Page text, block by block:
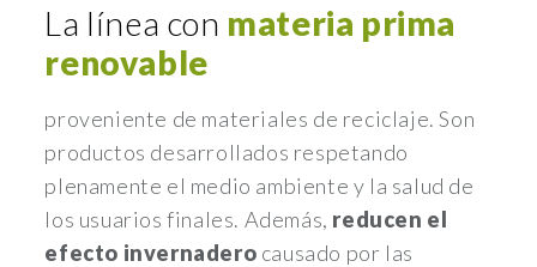
La línea con materia prima
renovable
proveniente de materiales de reciclaje. Son
productos desarrollados respetando
plenamente el medio ambiente y la salud de
los usuarios finales. Además, reducen el
efecto invernadero causado por las